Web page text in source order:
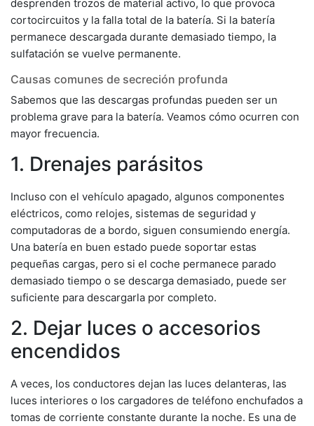
desprenden trozos de material activo, lo que provoca
cortocircuitos y la falla total de la batería. Si la batería
permanece descargada durante demasiado tiempo, la
sulfatación se vuelve permanente.
Causas comunes de secreción profunda
Sabemos que las descargas profundas pueden ser un
problema grave para la batería. Veamos cómo ocurren con
mayor frecuencia.
1. Drenajes parásitos
Incluso con el vehículo apagado, algunos componentes
eléctricos, como relojes, sistemas de seguridad y
computadoras de a bordo, siguen consumiendo energía.
Una batería en buen estado puede soportar estas
pequeñas cargas, pero si el coche permanece parado
demasiado tiempo o se descarga demasiado, puede ser
suficiente para descargarla por completo.
2. Dejar luces o accesorios
encendidos
A veces, los conductores dejan las luces delanteras, las
luces interiores o los cargadores de teléfono enchufados a
tomas de corriente constante durante la noche. Es una de